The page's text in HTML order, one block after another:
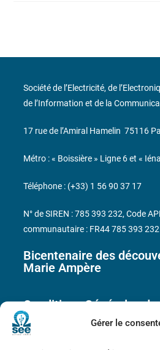
Gérer le
Bicentenaire des
Marie Ampère
Conditions Générales
Société de l’Electricité, de
de l’Information et de la
17 rue de l’Amiral Hamelin 75116
Métro : « Boissière » Ligne 6 et «
Téléphone : (+33) 1 56 90 37 17
N° de SIREN : 785 393 232, Code
communautaire : FR44 785 393 232